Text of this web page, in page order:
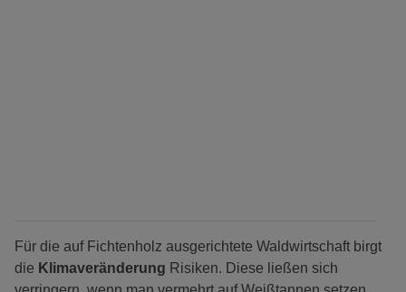
Für die auf Fichtenholz ausgerichtete Waldwirtschaft birgt
die Klimaveränderung Risiken. Diese ließen sich